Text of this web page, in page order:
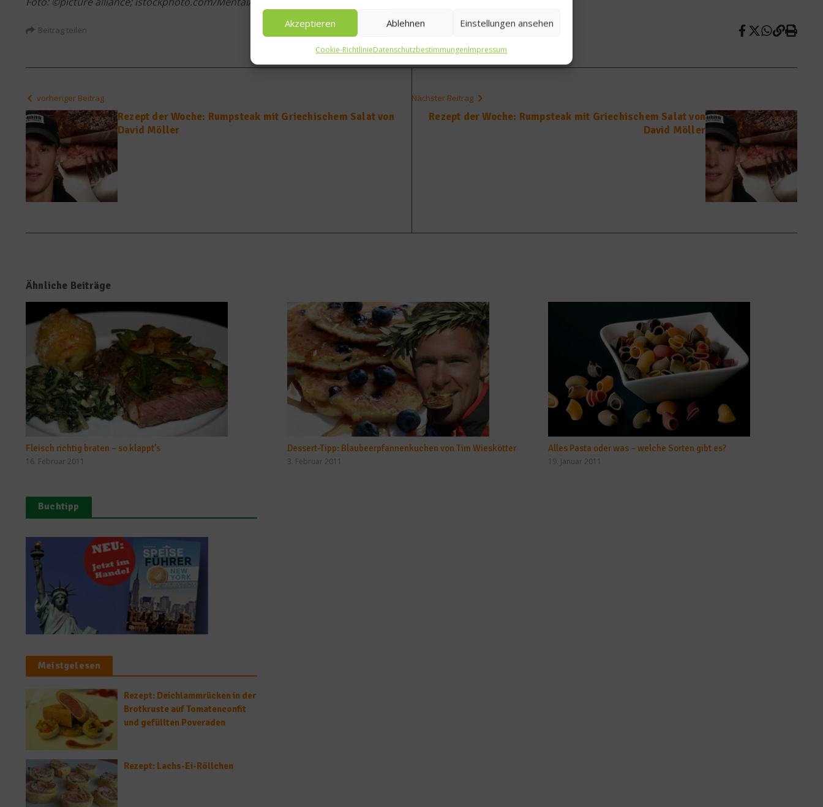
Akzeptieren Ablehnen Einstellungen ansehen
Cookie-RichtlinieDatenschutzbestimmungenImpressum
Beitrag teilen
vorheriger Beitrag
Rezept der Woche: Rumpsteak mit Griechischem Salat von
David Möller
Nächster Beitrag
Rezept der Woche: Rumpsteak mit Griechischem Salat von
David Möller
Ähnliche Beiträge
Fleisch richtig braten – so klappt’s
16. Februar 2011
Dessert-Tipp: Blaubeerpfannenkuchen von Tim Wieskötter
3. Februar 2011
Alles Pasta oder was – welche Sorten gibt es?
19. Januar 2011
Buchtipp
Meistgelesen
Rezept: Deichlammrücken in der
Brotkruste auf Tomatenconfit
und gefüllten Poveraden
Rezept: Lachs-Ei-Röllchen